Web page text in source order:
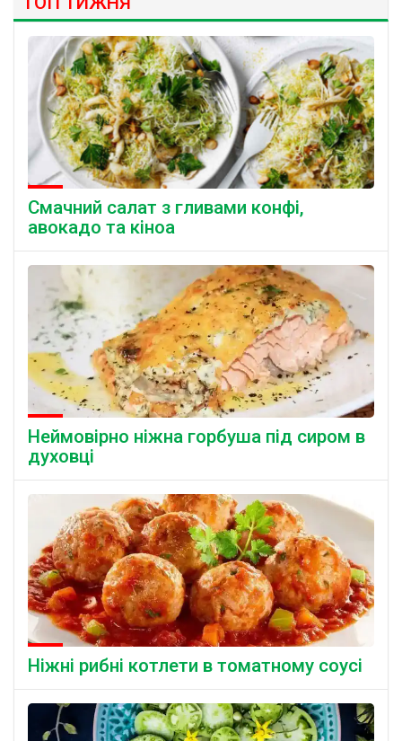
Смачний салат з гливами конфі,
авокадо та кіноа
Неймовірно ніжна горбуша під сиром в
духовці
Ніжні рибні котлети в томатному соусі